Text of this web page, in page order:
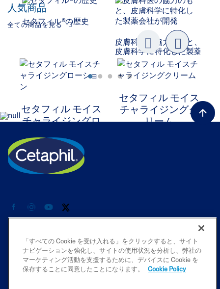
セタフィル®の歴史
皮膚科医の協力のもと、
皮膚科学に特化した製薬会社
人気商品
全ての商品を見る
Previo
us
next
セタフィル モイス
チャライジングロ
セタフィル モイス
チャライジングク
リーム
商品カテゴリ
各種情報
「すべての Cookie を受け入れる」をクリックすると、サイト
ナビゲーションを強化し、サイトの使用状況を分析し、弊社の
マーケティング活動を支援するために、デバイスに Cookie を
保存することに同意したことになります。
Cookie Policy